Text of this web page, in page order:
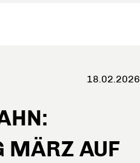
18.02.2026
MÄRZ AUF